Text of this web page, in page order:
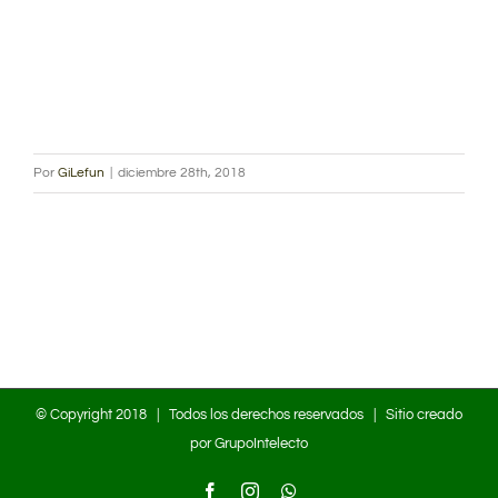
Por GiLefun diciembre 28th, 2018
© Copyright 2018 | Todos los derechos reservados | Sitio creado
porGrupoIntelecto
FacebookInstagramWhatsApp